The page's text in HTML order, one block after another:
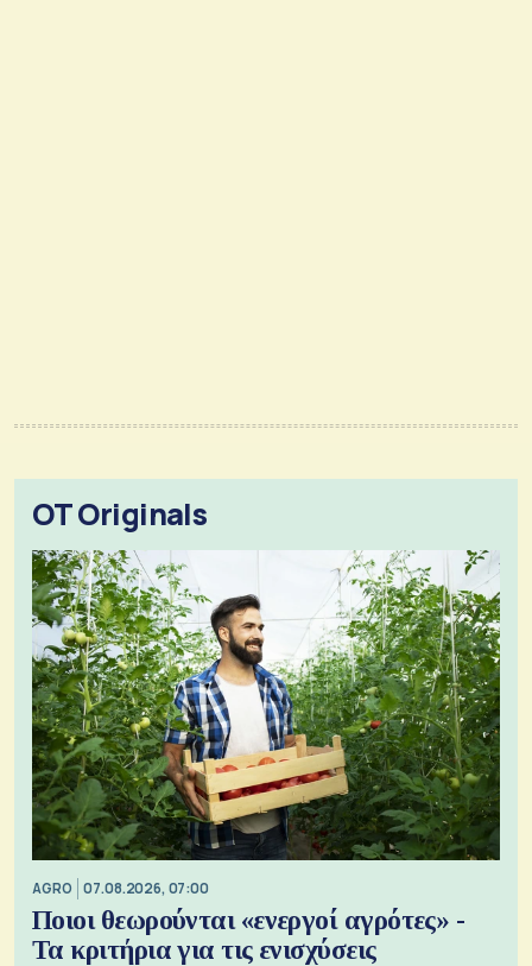
OT Originals
AGRO 07.08.2026, 07:00
Ποιοι θεωρούνται «ενεργοί αγρότες» -
Τα κριτήρια για τις ενισχύσεις